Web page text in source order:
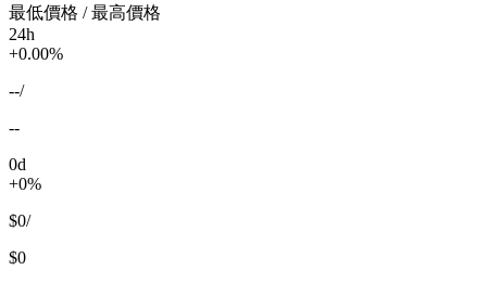
最低價格 / 最高價格
24h
+0.00%
--/
--
0d
+0%
$0/
$0